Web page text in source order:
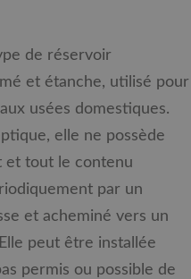
de réservoir
et étanche, utilisé pour
usées domestiques.
elle ne possède
et tout le contenu
par un
et acheminé vers un
peut être installée
permis ou possible de